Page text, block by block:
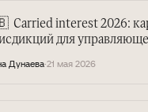
Carried interest 2026:
для
Дунаева·21 мая 2026